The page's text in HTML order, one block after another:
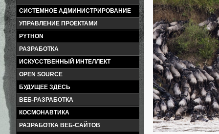
СИСТЕМНОЕ АДМИНИСТРИРОВАНИЕ
УПРАВЛЕНИЕ ПРОЕКТАМИ
PYTHON
РАЗРАБОТКА
ИСКУССТВЕННЫЙ ИНТЕЛЛЕКТ
OPEN SOURCE
БУДУЩЕЕ ЗДЕСЬ
ВЕБ-РАЗРАБОТКА
КОСМОНАВТИКА
РАЗРАБОТКА ВЕБ-САЙТОВ